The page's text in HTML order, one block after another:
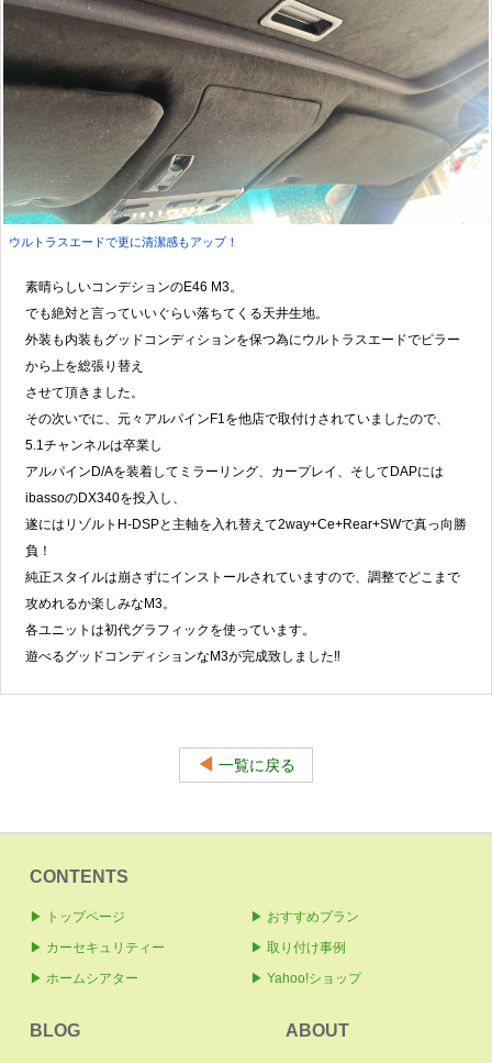
ウルトラスエードで更に清潔感もアップ！
素晴らしいコンデションのE46 M3。
でも絶対と言っていいぐらい落ちてくる天井生地。
外装も内装もグッドコンディションを保つ為にウルトラスエードでピラー
から上を総張り替え
させて頂きました。
その次いでに、元々アルパインF1を他店で取付けされていましたので、
5.1チャンネルは卒業し
アルパインD/Aを装着してミラーリング、カープレイ、そしてDAPには
ibassoのDX340を投入し、
遂にはリゾルトH-DSPと主軸を入れ替えて2way+Ce+Rear+SWで真っ向勝
負！
純正スタイルは崩さずにインストールされていますので、調整でどこまで
攻めれるか楽しみなM3。
各ユニットは初代グラフィックを使っています。
遊べるグッドコンディションなM3が完成致しました‼︎
◀ 一覧に戻る
CONTENTS
▶ トップページ
▶ おすすめプラン
▶ カーセキュリティー
▶ 取り付け事例
▶ ホームシアター
▶ Yahoo!ショップ
BLOG ABOUT